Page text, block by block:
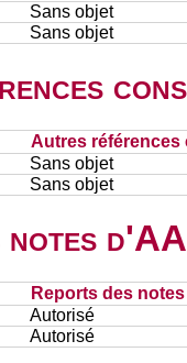
Sans objet
Sans objet
Autres références
Sans objet
Sans objet
notes
Reports des
Autorisé
Autorisé